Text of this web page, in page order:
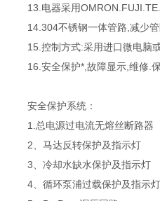
13.电器采用
14.304不锈钢一体管路,减少管
15.控制方式:采用进口微电脑或
16.安全保护*,故障显示,维修.保
安全保护系统：
1.总电源过电流无熔丝断路器
2、马达反转保护及指示灯
3、冷却水缺水保护及指示灯
4、循环泵浦过载保护及指示灯